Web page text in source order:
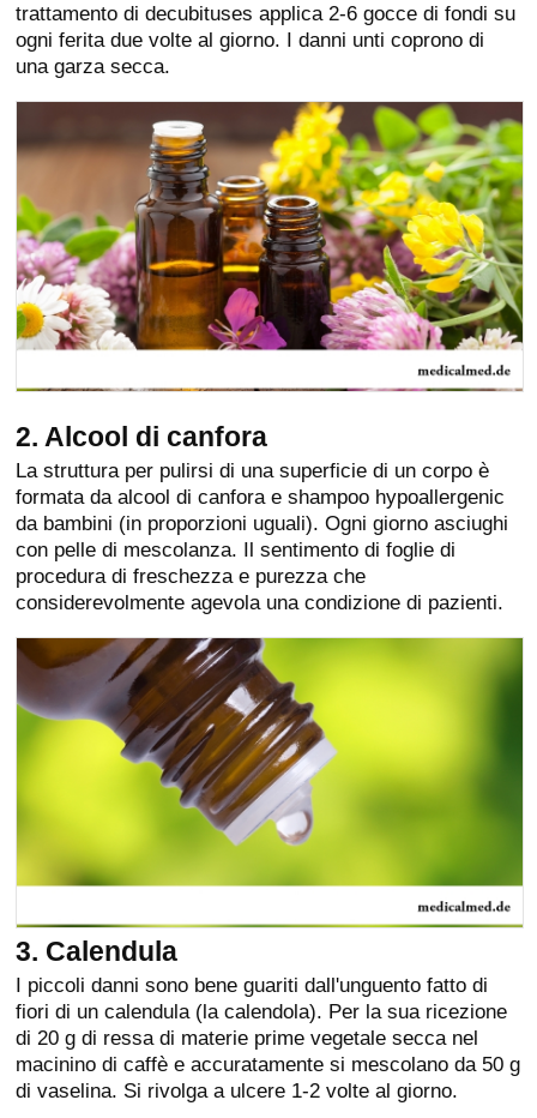
trattamento di decubituses applica 2-6 gocce di fondi su
ogni ferita due volte al giorno. I danni unti coprono di
una garza secca.
2. Alcool di canfora
La struttura per pulirsi di una superficie di un corpo è
formata da alcool di canfora e shampoo hypoallergenic
da bambini (in proporzioni uguali). Ogni giorno asciughi
con pelle di mescolanza. Il sentimento di foglie di
procedura di freschezza e purezza che
considerevolmente agevola una condizione di pazienti.
3. Calendula
I piccoli danni sono bene guariti dall'unguento fatto di
fiori di un calendula (la calendola). Per la sua ricezione
di 20 g di ressa di materie prime vegetale secca nel
macinino di caffè e accuratamente si mescolano da 50 g
di vaselina. Si rivolga a ulcere 1-2 volte al giorno.